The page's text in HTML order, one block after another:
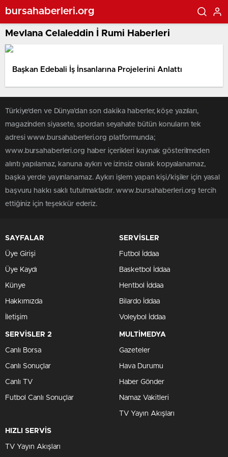
bursahaberleri.org
Mevlana Celaleddin İ Rumi Haberleri
Başkan Edebali İş İnsanlarına Projelerini Anlattı
Türkiye'den ve Dünya’dan son dakika haberler, köşe yazıları,
magazinden siyasete, spordan seyahate bütün konuların tek
adresi www.bursahaberleri.org platformunda;
www.bursahaberleri.org haber içerikleri kaynak gösterilmeden
alıntı yapılamaz, kanuna aykırı ve izinsiz olarak kopyalanamaz,
başka yerde yayınlanamaz. Aykırı işlem yapan kişi/kişiler için yasal
başvuru hakkı saklı tutulmaktadır. www.bursahaberleri.org tercih
ettiğiniz için teşekkür ederiz.
SAYFALAR
Üye Girişi
Üye Kaydı
Künye
Hakkımızda
İletişim
SERVİSLER
Futbol İddaa
Basketbol İddaa
Hentbol İddaa
Bilardo İddaa
Voleybol İddaa
SERVİSLER 2
Canlı Borsa
Canlı Sonuçlar
Canlı TV
Futbol Canlı Sonuçlar
MULTİMEDYA
Gazeteler
Hava Durumu
Haber Gönder
Namaz Vakitleri
TV Yayın Akışları
HIZLI SERVİS
TV Yayın Akışları